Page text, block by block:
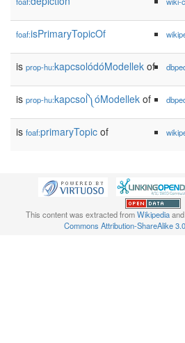
foaf:isPrimaryTopicOf
is prop-hu:kapcsolódóModellek of
is prop-hu:kapcsol༽óModellek of
is foaf:primaryTopic of
This content was extracted fromWikipediaand
Commons Attribution-ShareAlike